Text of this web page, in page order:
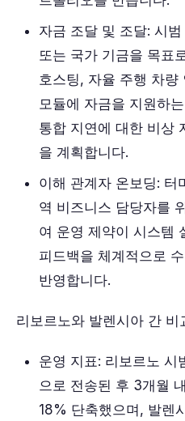
자금 조달 및 조달: 시
또는 국가 기금을 목표
호스팅, 자율 주행 차량
모듈에 자금을 지원하
통합 지연에 대한 비상
을 계획합니다.
이해 관계자 온보딩: 터
역 비즈니스 담당자를
여 운영 제약이 시스템
피드백을 체계적으로
반영합니다.
리보르노와 발렌시아 간 비
운영 지표: 리보르노 시
으로 전송된 후 3개월
18% 단축했으며, 발렌